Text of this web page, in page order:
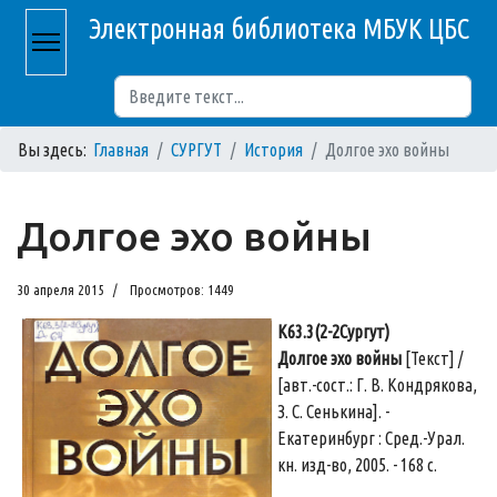
Электронная библиотека МБУК ЦБС
Вы здесь: Главная СУРГУТ История Долгое эхо войны
Долгое эхо войны
30 апреля 2015 Просмотров: 1449
К63.3(2-2Сургут)
Долгое эхо войны [Текст] /
[авт.-сост.: Г. В. Кондрякова,
З. С. Сенькина]. -
Екатеринбург : Сред.-Урал.
кн. изд-во, 2005. - 168 с.